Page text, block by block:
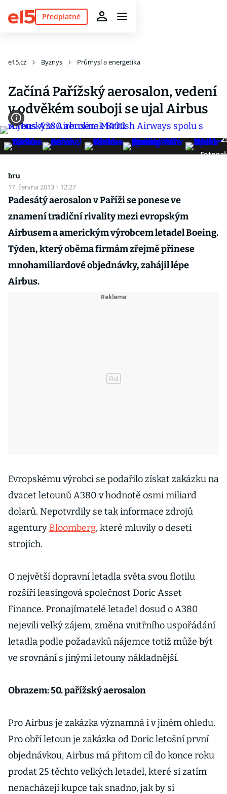
Předplatné
e15.cz Byznys Průmysl a energetika
Začíná Pařížský aerosalon, vedení
v odvěkém souboji se ujal Airbus
bru
17. června 2013 · 12:27
Padesátý aerosalon v Paříži se ponese ve
znamení tradiční rivality mezi evropským
Airbusem a americkým výrobcem letadel Boeing.
Týden, který oběma firmám zřejmě přinese
mnohamiliardové objednávky, zahájil lépe
Airbus.
Evropskému výrobci se podařilo získat zakázku na
dvacet letounů A380 v hodnotě osmi miliard
dolarů. Nepotvrdily se tak informace zdrojů
agentury Bloomberg, které mluvily o deseti
strojích.
O největší dopravní letadla světa svou flotilu
rozšíří leasingová společnost Doric Asset
Finance. Pronajímatelé letadel dosud o A380
nejevili velký zájem, změna vnitřního uspořádání
letadla podle požadavků nájemce totiž může být
ve srovnání s jinými letouny nákladnější.
Obrazem: 50. pařížský aerosalon
Pro Airbus je zakázka významná i v jiném ohledu.
Pro obří letoun je zakázka od Doric letošní první
objednávkou, Airbus má přitom cíl do konce roku
prodat 25 těchto velkých letadel, které si zatím
nenacházejí kupce tak snadno, jak by si